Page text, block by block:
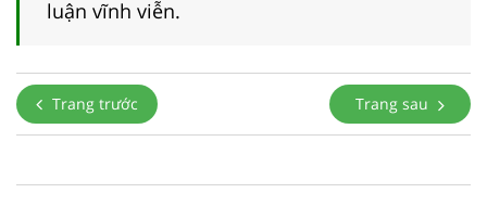
luận vĩnh viễn.
Trang trước Trang sau